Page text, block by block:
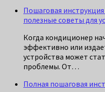
Пошаговая
полезные советы для
Когда кондиционер
эффективно или
устройства может
проблемы. От…
Полная пошаговая